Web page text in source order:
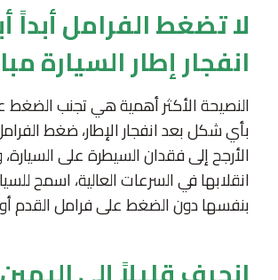
لا تضغط الفرامل أبداً
انفجار إطار السيارة
النصيحة الأكثر أهمية هي تجنب الضغط
بأي شكل بعد انفجار الإطار، ضغط
الأرجح إلى فقدان السيطرة على
انقلابها في السرعات العالية، اسمح
بنفسها دون الضغط على فرامل القدم